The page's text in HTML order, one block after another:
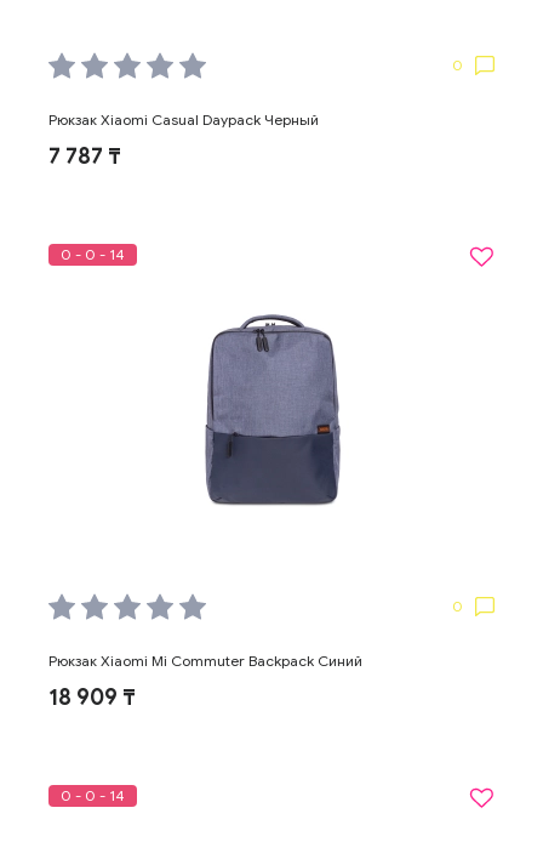
0
Рюкзак Xiaomi Casual Daypack Черный
7 787 ₸
0 - 0 - 14
0
Рюкзак Xiaomi Mi Commuter Backpack Синий
18 909 ₸
0 - 0 - 14